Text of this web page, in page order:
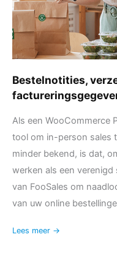
Bestelnotities,
Als een WooCommerce
tool om in-person sales
minder bekend, is dat,
werken als een
van FooSales om
van uw online
Lees meer →